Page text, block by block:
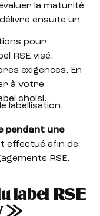
la maturité
délivre ensuite un
pour
RSE visé.
exigences. En
à votre
choisi.
labellisation.
pendant une
effectué afin de
RSE.
label RSE
»